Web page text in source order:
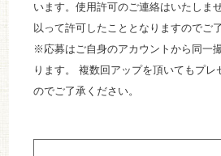
います。使用許可のご連絡はいたし
以って許可したこととなりますのでご
※応募はご自身のアカウントから同一
ります。 複数回アップを頂いてもプレ
のでご了承ください。